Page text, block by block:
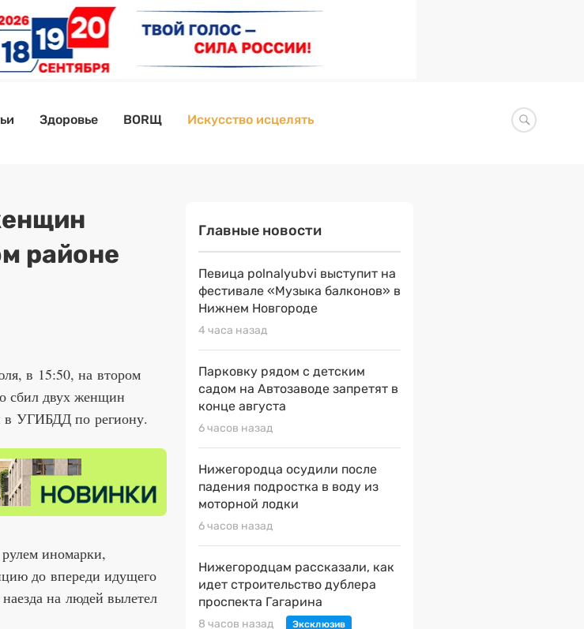
Здоровье BORЩ Искусство исцелять
районе
в 15:50, на втором
сбил двух женщин
в УГИБДД по региону.
иномарки,
до впереди идущего
на людей вылетел
Главные новости
Певица polnalyubvi выступит на
фестивале «Музыка балконов» в
Нижнем Новгороде
4 часа назад
Парковку рядом с детским
садом на Автозаводе запретят в
конце августа
6 часов назад
Нижегородца осудили после
падения подростка в воду из
моторной лодки
6 часов назад
Нижегородцам рассказали, как
идет строительство дублера
проспекта Гагарина
8 часов назад